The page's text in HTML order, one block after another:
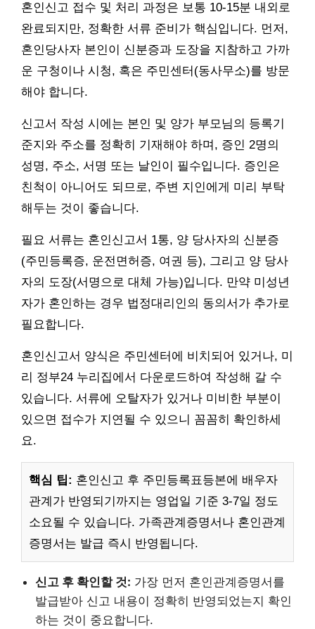
혼인신고 접수 및 처리 과정은 보통 10-15분 내외로
완료되지만, 정확한 서류 준비가 핵심입니다. 먼저,
혼인당사자 본인이 신분증과 도장을 지참하고 가까
운 구청이나 시청, 혹은 주민센터(동사무소)를 방문
해야 합니다.
신고서 작성 시에는 본인 및 양가 부모님의 등록기
준지와 주소를 정확히 기재해야 하며, 증인 2명의
성명, 주소, 서명 또는 날인이 필수입니다. 증인은
친척이 아니어도 되므로, 주변 지인에게 미리 부탁
해두는 것이 좋습니다.
필요 서류는 혼인신고서 1통, 양 당사자의 신분증
(주민등록증, 운전면허증, 여권 등), 그리고 양 당사
자의 도장(서명으로 대체 가능)입니다. 만약 미성년
자가 혼인하는 경우 법정대리인의 동의서가 추가로
필요합니다.
혼인신고서 양식은 주민센터에 비치되어 있거나, 미
리 정부24 누리집에서 다운로드하여 작성해 갈 수
있습니다. 서류에 오탈자가 있거나 미비한 부분이
있으면 접수가 지연될 수 있으니 꼼꼼히 확인하세
요.
핵심 팁: 혼인신고 후 주민등록표등본에 배우자
관계가 반영되기까지는 영업일 기준 3-7일 정도
소요될 수 있습니다. 가족관계증명서나 혼인관계
증명서는 발급 즉시 반영됩니다.
신고 후 확인할 것: 가장 먼저 혼인관계증명서를
발급받아 신고 내용이 정확히 반영되었는지 확인
하는 것이 중요합니다.